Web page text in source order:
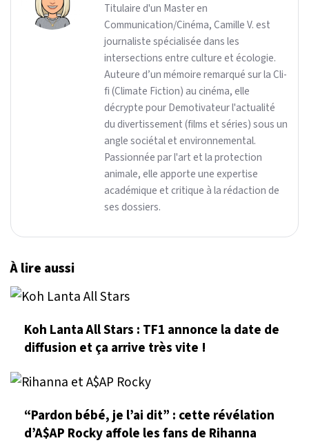
Titulaire d'un Master en
Communication/Cinéma, Camille V. est
journaliste spécialisée dans les
intersections entre culture et écologie.
Auteure d’un mémoire remarqué sur la Cli-
fi (Climate Fiction) au cinéma, elle
décrypte pour Demotivateur l'actualité
du divertissement (films et séries) sous un
angle sociétal et environnemental.
Passionnée par l'art et la protection
animale, elle apporte une expertise
académique et critique à la rédaction de
ses dossiers.
À lire aussi
Koh Lanta All Stars : TF1 annonce la date de
diffusion et ça arrive très vite !
“Pardon bébé, je l’ai dit” : cette révélation
d’A$AP Rocky affole les fans de Rihanna